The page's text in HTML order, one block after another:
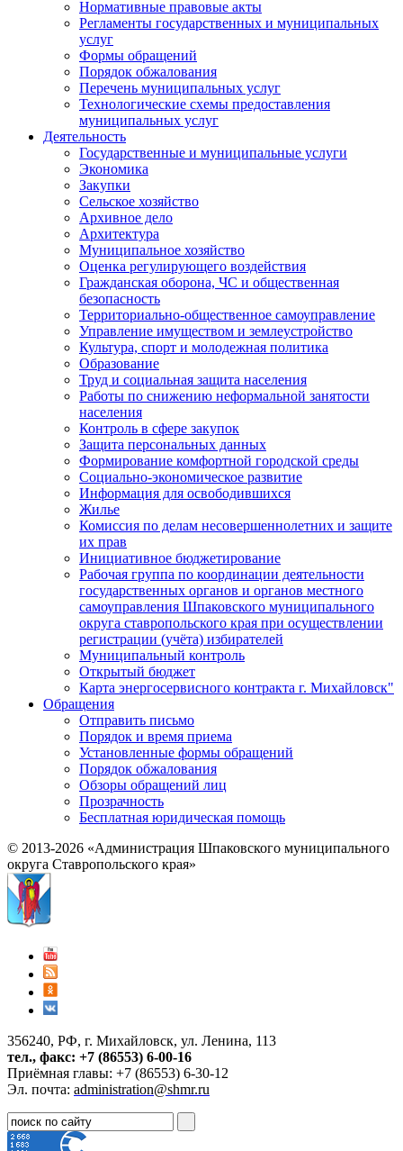
Нормативные правовые акты
Регламенты государственных и муниципальных
услуг
Формы обращений
Порядок обжалования
Перечень муниципальных услуг
Технологические схемы предоставления
муниципальных услуг
Деятельность
Государственные и муниципальные услуги
Экономика
Закупки
Сельское хозяйство
Архивное дело
Архитектура
Муниципальное хозяйство
Оценка регулирующего воздействия
Гражданская оборона, ЧС и общественная
безопасность
Территориально-общественное самоуправление
Управление имуществом и землеустройство
Культура, спорт и молодежная политика
Образование
Труд и социальная защита населения
Работы по снижению неформальной занятости
населения
Контроль в сфере закупок
Защита персональных данных
Формирование комфортной городской среды
Социально-экономическое развитие
Информация для освободившихся
Жилье
Комиссия по делам несовершеннолетних и защите
их прав
Инициативное бюджетирование
Рабочая группа по координации деятельности
государственных органов и органов местного
самоуправления Шпаковского муниципального
округа ставропольского края при осуществлении
регистрации (учёта) избирателей
Муниципальный контроль
Открытый бюджет
Карта энергосервисного контракта г. Михайловск"
Обращения
Отправить письмо
Порядок и время приема
Установленные формы обращений
Порядок обжалования
Обзоры обращений лиц
Прозрачность
Бесплатная юридическая помощь
© 2013-2026 «Администрация Шпаковского муниципального
округа Ставропольского края»
356240, РФ, г. Михайловск, ул. Ленина, 113
тел., факс: +7 (86553) 6-00-16
Приёмная главы: +7 (86553) 6-30-12
Эл. почта: administration@shmr.ru